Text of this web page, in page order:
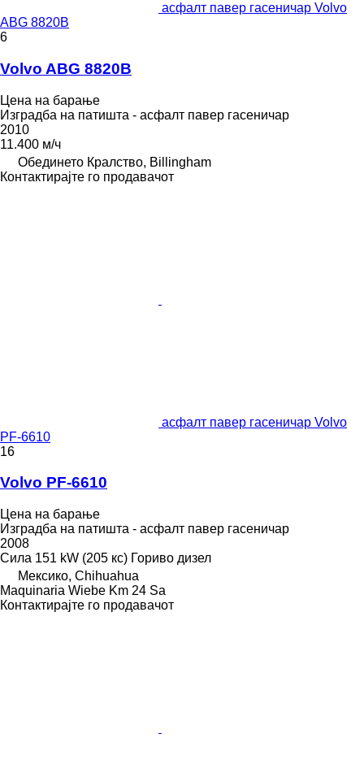
асфалт павер гасеничар Volvo
ABG 8820B
6
Volvo ABG 8820B
Цена на барање
Изградба на патишта - асфалт павер гасеничар
2010
11.400 м/ч
Обединето Кралство, Billingham
Контактирајте го продавачот
асфалт павер гасеничар Volvo
PF-6610
16
Volvo PF-6610
Цена на барање
Изградба на патишта - асфалт павер гасеничар
2008
Сила 151 kW (205 кс) Гориво дизел
Мексико, Chihuahua
Maquinaria Wiebe Km 24 Sa
Контактирајте го продавачот